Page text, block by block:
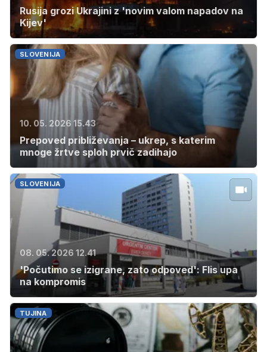
Rusija grozi Ukrajini z 'novim valom napadov na
Kijev'
SLOVENIJA
10. 05. 2026 15.43
Prepoved približevanja – ukrep, s katerim
mnoge žrtve sploh prvič zadihajo
SLOVENIJA
08. 05. 2026 12.41
'Počutimo se izigrane, zato odpoved': Flis upa
na kompromis
TUJINA